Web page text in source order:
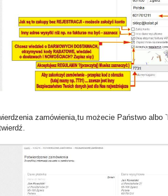
zamówienia,tu możecie Państwo